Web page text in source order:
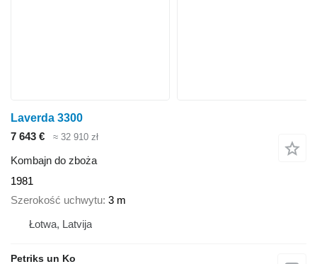
Laverda 3300
7 643 €
≈ 32 910 zł
Kombajn do zboża
1981
Szerokość uchwytu 3 m
Łotwa, Latvija
Petriks un Ko